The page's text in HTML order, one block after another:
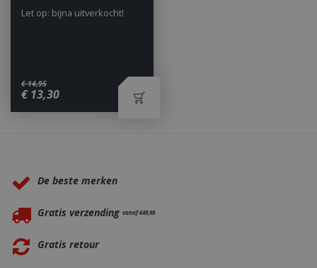
€ 14,95
€ 13,30
Let op: bijna uitverkocht!
De beste merken
Gratis verzending vanaf €49,99
Gratis retour